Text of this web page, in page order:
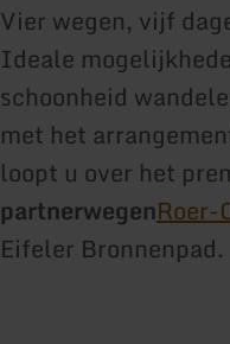
Vier wegen, vijf
Ideale
schoonheid
met het
loopt u over het
partnerwegenRoer-
Eifeler Bronnenpad.